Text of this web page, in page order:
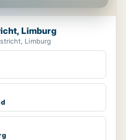
Limburg
Limburg